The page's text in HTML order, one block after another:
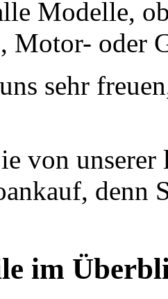
Modelle,
Motor- oder
sehr
von
denn
im